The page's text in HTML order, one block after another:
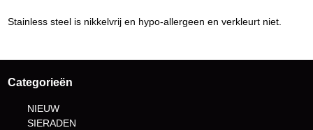
Stainless steel is nikkelvrij en hypo-allergeen en verkleurt niet.
Categorieën
NIEUW
SIERADEN